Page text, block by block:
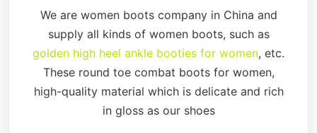
We are women boots company in China and
supply all kinds of women boots, such as
golden high heel ankle booties for women, etc.
These round toe combat boots for women,
high-quality material which is delicate and rich
in gloss as our shoes